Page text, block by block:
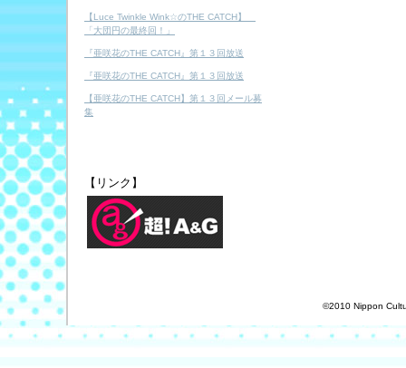
【Luce Twinkle Wink☆のTHE CATCH】
「大団円の最終回！」
『亜咲花のTHE CATCH』第１３回放送
『亜咲花のTHE CATCH』第１３回放送
【亜咲花のTHE CATCH】第１３回メール募
集
【リンク】
©2010 Nippon